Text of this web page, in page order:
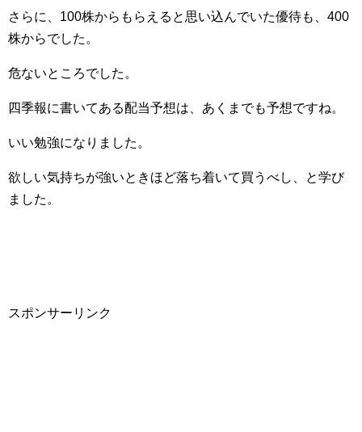
さらに、100株からもらえると思い込んでいた優待も、400
株からでした。
危ないところでした。
四季報に書いてある配当予想は、あくまでも予想ですね。
いい勉強になりました。
欲しい気持ちが強いときほど落ち着いて買うべし、と学び
ました。
スポンサーリンク